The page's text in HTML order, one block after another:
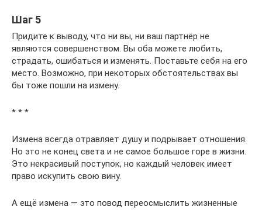
Шаг 5
Придите к выводу, что ни вы, ни ваш партнёр не
являются совершенством. Вы оба можете любить,
страдать, ошибаться и изменять. Поставьте себя на его
место. Возможно, при некоторых обстоятельствах вы
бы тоже пошли на измену.
* * *
Измена всегда отравляет душу и подрывает отношения.
Но это не конец света и не самое большое горе в жизни.
Это некрасивый поступок, но каждый человек имеет
право искупить свою вину.
А ещё измена — это повод переосмыслить жизненные